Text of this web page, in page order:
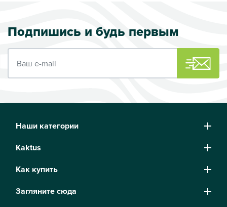
Подпишись и будь первым
Наши категории
Kaktus
Как купить
Загляните сюда